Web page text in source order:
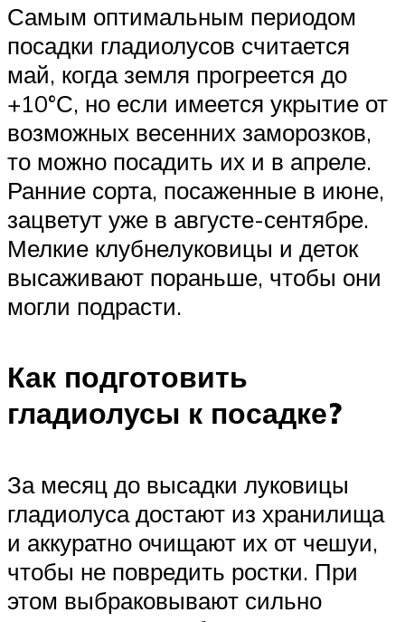
Самым оптимальным периодом
посадки гладиолусов считается
май, когда земля прогреется до
+10°С, но если имеется укрытие от
возможных весенних заморозков,
то можно посадить их и в апреле.
Ранние сорта, посаженные в июне,
зацветут уже в августе-сентябре.
Мелкие клубнелуковицы и деток
высаживают пораньше, чтобы они
могли подрасти.
Как подготовить
гладиолусы к посадке?
За месяц до высадки луковицы
гладиолуса достают из хранилища
и аккуратно очищают их от чешуи,
чтобы не повредить ростки. При
этом выбраковывают сильно